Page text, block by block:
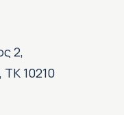
2,
10210